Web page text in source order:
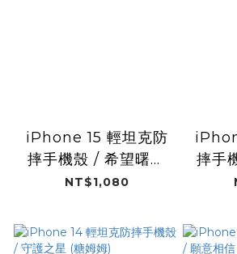
iPhone 15 輕坦克防
摔手機殼 / 希望曙光
(糖姆姆)
NT$1,080
摔手